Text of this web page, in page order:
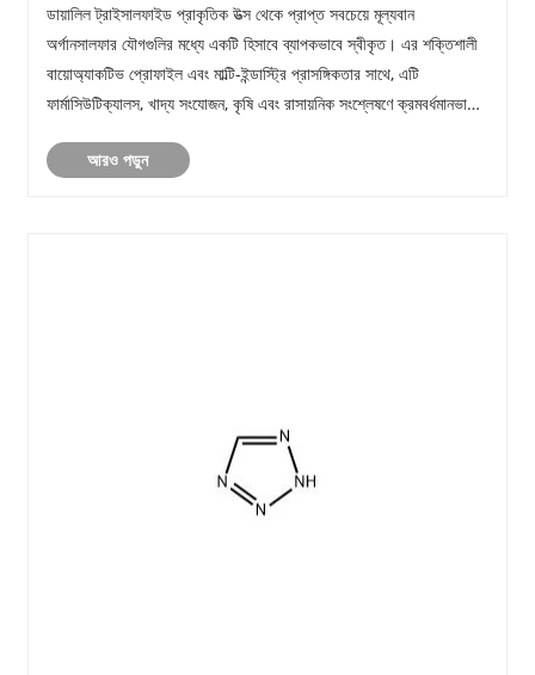
ডায়ালিল ট্রাইসালফাইড প্রাকৃতিক উত্স থেকে প্রাপ্ত সবচেয়ে মূল্যবান
অর্গানসালফার যৌগগুলির মধ্যে একটি হিসাবে ব্যাপকভাবে স্বীকৃত। এর শক্তিশালী
বায়োঅ্যাকটিভ প্রোফাইল এবং মাল্টি-ইন্ডাস্ট্রি প্রাসঙ্গিকতার সাথে, এটি
ফার্মাসিউটিক্যালস, খাদ্য সংযোজন, কৃষি এবং রাসায়নিক সংশ্লেষণে ক্রমবর্ধমানভাবে
আরও পড়ুন